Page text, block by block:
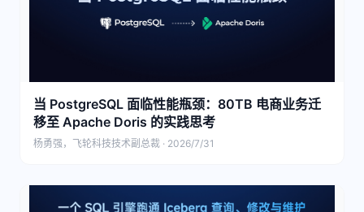
当 PostgreSQL 面临性能瓶颈：80TB 电商业务迁
移至 Apache Doris 的实践思考
杨勇强，飞轮科技技术副总裁 · 2026/7/31